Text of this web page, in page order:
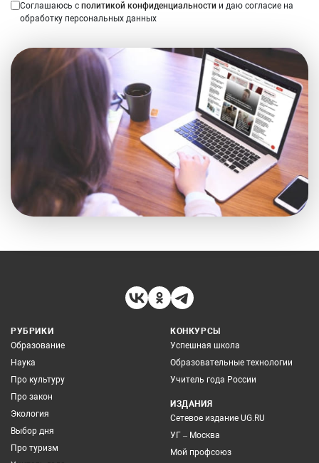
Соглашаюсь с политикой конфиденциальности и даю согласие на
обработку персональных данных
РУБРИКИ
Образование
Наука
Про культуру
Про закон
Экология
Выбор дня
Про туризм
КОНКУРСЫ
Успешная школа
Образовательные технологии
Учитель года России
ИЗДАНИЯ
Сетевое издание UG.RU
УГ – Москва
Мой профсоюз